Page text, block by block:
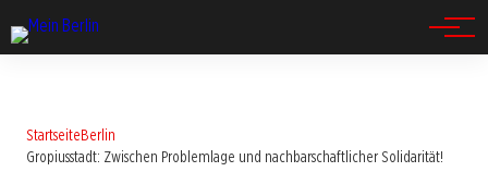
StartseiteBerlin
Gropiusstadt: Zwischen Problemlage und nachbarschaftlicher Solidarität!